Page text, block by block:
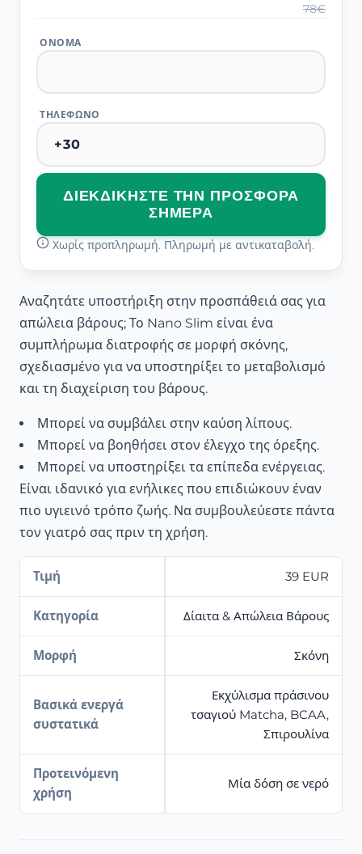
78€
ΌΝΟΜΑ
ΤΗΛΈΦΩΝΟ
ΔΙΕΚΔΙΚΉΣΤΕ ΤΗΝ ΠΡΟΣΦΟΡΆ
ΣΉΜΕΡΑ
Χωρίς προπληρωμή. Πληρωμή με αντικαταβολή.
Αναζητάτε υποστήριξη στην προσπάθειά σας για
απώλεια βάρους; Το Nano Slim είναι ένα
συμπλήρωμα διατροφής σε μορφή σκόνης,
σχεδιασμένο για να υποστηρίξει το μεταβολισμό
και τη διαχείριση του βάρους.
Μπορεί να συμβάλει στην καύση λίπους.
Μπορεί να βοηθήσει στον έλεγχο της όρεξης.
Μπορεί να υποστηρίξει τα επίπεδα ενέργειας.
Είναι ιδανικό για ενήλικες που επιδιώκουν έναν
πιο υγιεινό τρόπο ζωής. Να συμβουλεύεστε πάντα
τον γιατρό σας πριν τη χρήση.
Τιμή 39 EUR
Κατηγορία Δίαιτα & Απώλεια Βάρους
Μορφή Σκόνη
Βασικά ενεργά
συστατικά
Εκχύλισμα πράσινου
τσαγιού Matcha, BCAA,
Σπιρουλίνα
Προτεινόμενη
χρήση
Μία δόση σε νερό